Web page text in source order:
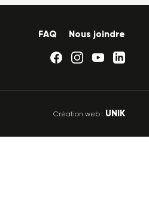
FAQ Nous joindre
Création web : UNIK